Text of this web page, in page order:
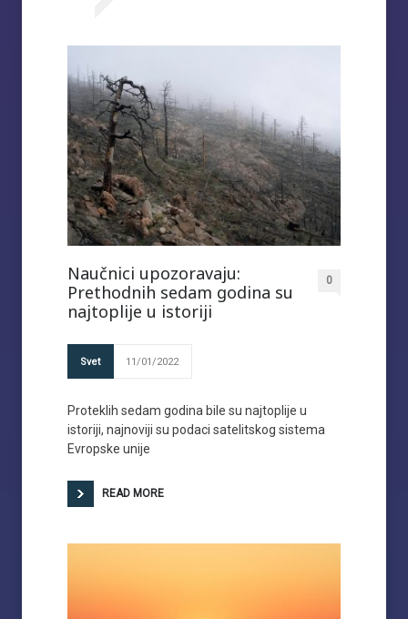
Naučnici upozoravaju:
Prethodnih sedam godina su
najtoplije u istoriji
0
Svet 11/01/2022
Proteklih sedam godina bile su najtoplije u
istoriji, najnoviji su podaci satelitskog sistema
Evropske unije
READ MORE